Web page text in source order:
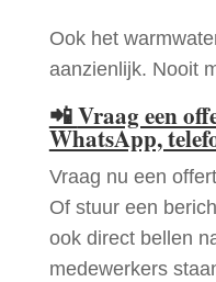
Ook het
aanzienlijk. Nooit
📲Vraag een
WhatsApp,
Vraag nu een
Of stuur een
ook direct bellen
medewerkers